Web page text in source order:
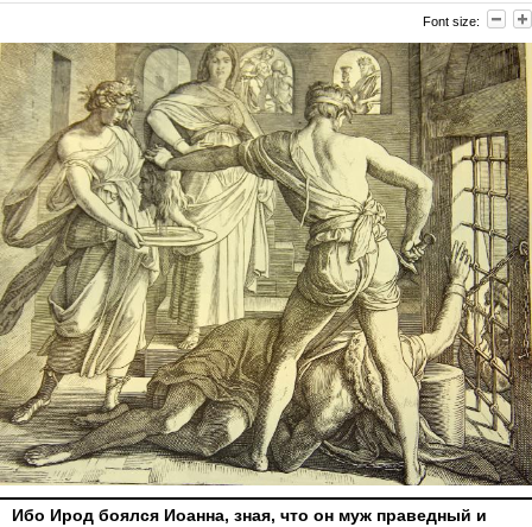
Font size:
Ибо Ирод боялся Иоанна, зная, что он муж праведный и